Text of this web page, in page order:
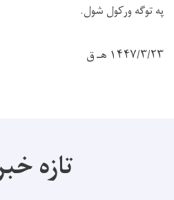
په توګه ورکول شول.
۱۴۴۷/۳/۲۳ هـ ق
تازه